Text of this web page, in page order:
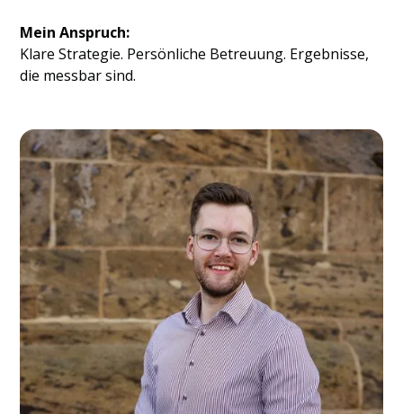
Mein Anspruch:
Klare Strategie. Persönliche Betreuung. Ergebnisse,
die messbar sind.